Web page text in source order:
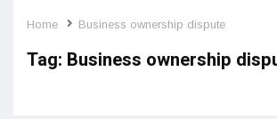
Home Business ownership dispute
Tag: Business ownership